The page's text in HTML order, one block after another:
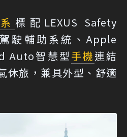
標配LEXUS Safety
駛輔助系統、Apple
Auto智慧型手機連結
休旅，兼具外型、舒適